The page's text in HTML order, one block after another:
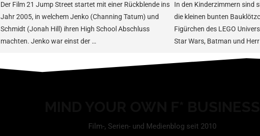
Der Film 21 Jump Street startet mit einer Rückblende ins
Jahr 2005, in welchem Jenko (Channing Tatum) und
Schmidt (Jonah Hill) ihren High School Abschluss
machten. Jenko war einst der …
In den Kinderzimmern sind
die kleinen bunten
Figürchen des LEGO
Star Wars, Batman und
Film-, Serien- und Medienblog seit 2010